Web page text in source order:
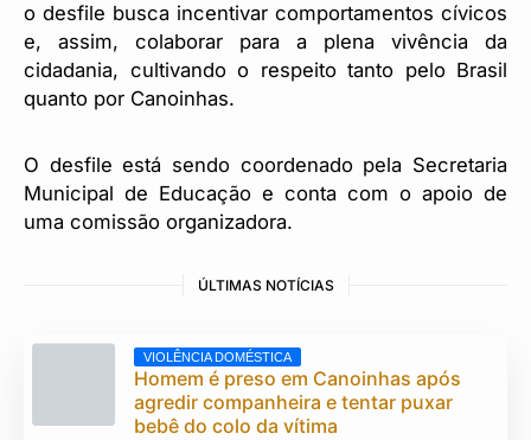
o desfile busca incentivar comportamentos cívicos
e, assim, colaborar para a plena vivência da
cidadania, cultivando o respeito tanto pelo Brasil
quanto por Canoinhas.
O desfile está sendo coordenado pela Secretaria
Municipal de Educação e conta com o apoio de
uma comissão organizadora.
ÚLTIMAS NOTÍCIAS
VIOLÊNCIA DOMÉSTICA
Homem é preso em Canoinhas após
agredir companheira e tentar puxar
bebê do colo da vítima